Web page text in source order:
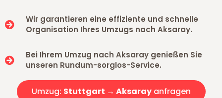
Wir garantieren eine effiziente und schnelle
Organisation Ihres Umzugs nach Aksaray.
Bei Ihrem Umzug nach Aksaray genießen Sie
unseren Rundum-sorglos-Service.
Umzug: Stuttgart → Aksarayanfragen